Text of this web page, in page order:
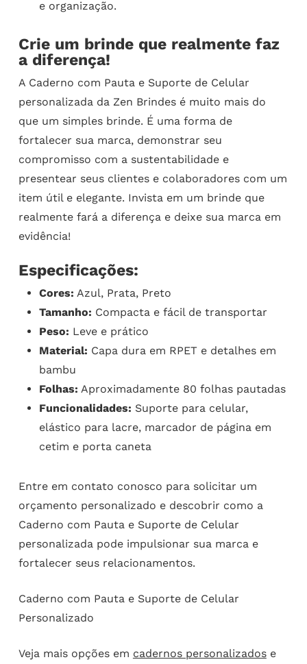
e organização.
Crie um brinde que realmente faz
a diferença!
A Caderno com Pauta e Suporte de Celular
personalizada da Zen Brindes é muito mais do
que um simples brinde. É uma forma de
fortalecer sua marca, demonstrar seu
compromisso com a sustentabilidade e
presentear seus clientes e colaboradores com um
item útil e elegante. Invista em um brinde que
realmente fará a diferença e deixe sua marca em
evidência!
Especificações:
Cores: Azul, Prata, Preto
Tamanho: Compacta e fácil de transportar
Peso: Leve e prático
Material: Capa dura em RPET e detalhes em
bambu
Folhas: Aproximadamente 80 folhas pautadas
Funcionalidades: Suporte para celular,
elástico para lacre, marcador de página em
cetim e porta caneta
Entre em contato conosco para solicitar um
orçamento personalizado e descobrir como a
Caderno com Pauta e Suporte de Celular
personalizada pode impulsionar sua marca e
fortalecer seus relacionamentos.
Caderno com Pauta e Suporte de Celular
Personalizado
Veja mais opções em cadernos personalizadose